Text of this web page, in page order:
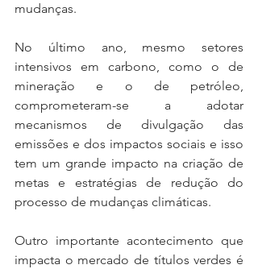
mudanças.
No último ano, mesmo setores
intensivos em carbono, como o de
mineração e o de petróleo,
comprometeram-se a adotar
mecanismos de divulgação das
emissões e dos impactos sociais e isso
tem um grande impacto na criação de
metas e estratégias de redução do
processo de mudanças climáticas.
Outro importante acontecimento que
impacta o mercado de títulos verdes é